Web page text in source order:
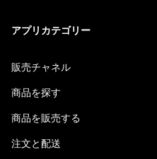
アプリカテゴリー
販売チャネル
商品を探す
商品を販売する
注文と配送